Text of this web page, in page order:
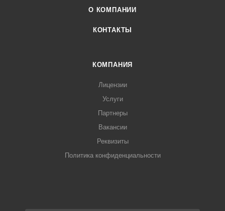
О КОМПАНИИ
КОНТАКТЫ
КОМПАНИЯ
Лицензии
Услуги
Партнеры
Вакансии
Реквизиты
Политика конфиденциальности